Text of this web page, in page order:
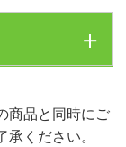
薬膳は何か」
ることができる
ランス
違うの
答集」をプレ
、正確に、簡
の巻です。
商品と同時にご
ください。